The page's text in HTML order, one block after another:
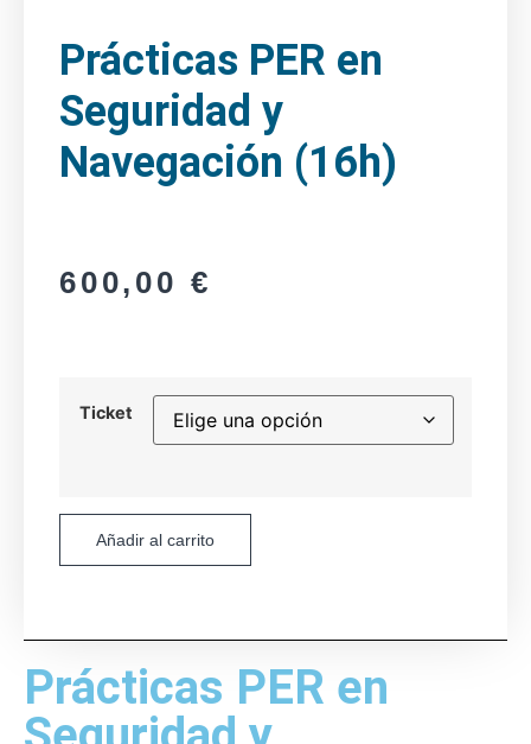
Prácticas PER en
Seguridad y
Navegación (16h)
600,00 €
Ticket
Añadir al carrito
Prácticas PER en